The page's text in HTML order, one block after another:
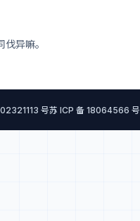
异嘛。
号苏 ICP 备 18064566 号